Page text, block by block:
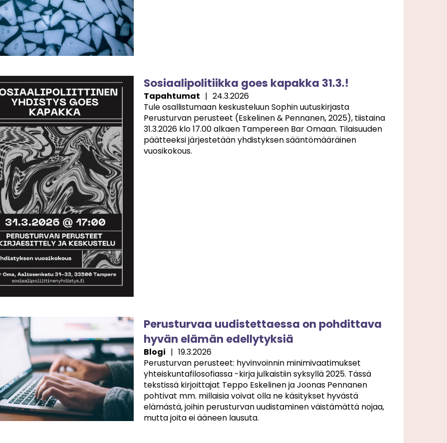
Sosiaalipolitiikka goes kapakka 31.3.!
Tapahtumat | 24.3.2026
Tule osallistumaan keskusteluun Sophin uutuskirjasta
Perusturvan perusteet (Eskelinen & Pennanen, 2025), tiistaina
31.3.2026 klo 17.00 alkaen Tampereen Bar Omaan. Tilaisuuden
päätteeksi järjestetään yhdistyksen sääntömääräinen
vuosikokous.
Perusturvaa uudistettaessa on pohdittava
hyvän elämän edellytyksiä
Blogi | 19.3.2026
Perusturvan perusteet: hyvinvoinnin minimivaatimukset
yhteiskuntafilosofiassa -kirja julkaistiin syksyllä 2025. Tässä
tekstissä kirjoittajat Teppo Eskelinen ja Joonas Pennanen
pohtivat mm. millaisia voivat olla ne käsitykset hyvästä
elämästä, joihin perusturvan uudistaminen väistämättä nojaa,
mutta joita ei ääneen lausuta.